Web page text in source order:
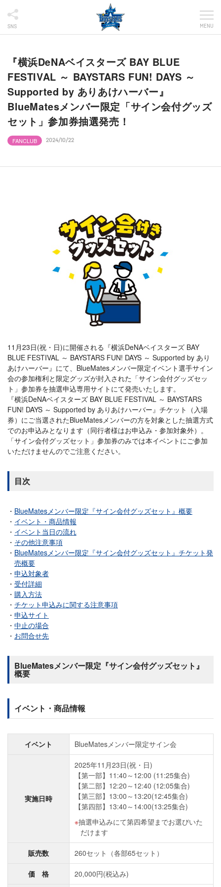
SNS MENU
『横浜DeNAベイスターズ BAY BLUE
FESTIVAL ～ BAYSTARS FUN! DAYS ～
Supported by ありあけハーバー』
BlueMatesメンバー限定「サイン会付グッズ
セット」参加券抽選発売！
FANCLUB 2024/10/22
11月23日(祝・日)に開催される『横浜DeNAベイスターズ BAY
BLUE FESTIVAL ～ BAYSTARS FUN! DAYS ～ Supported by あり
あけハーバー』にて、BlueMatesメンバー限定イベント選手サイン
会の参加権利と限定グッズが封入された「サイン会付グッズセッ
ト」参加券を抽選申込専用サイトにて発売いたします。
『横浜DeNAベイスターズ BAY BLUE FESTIVAL ～ BAYSTARS
FUN! DAYS ～ Supported by ありあけハーバー』チケット（入場
券）にご当選されたBlueMatesメンバーの方を対象とした抽選方式
でのお申込みとなります（同行者様はお申込み・参加対象外）。
「サイン会付グッズセット」参加券のみでは本イベントにご参加
いただけませんのでご注意ください。
目次
BlueMatesメンバー限定『サイン会付グッズセット』概要
イベント・商品情報
イベント当日の流れ
その他注意事項
BlueMatesメンバー限定『サイン会付グッズセット』チケット発
売概要
申込対象者
受付詳細
購入方法
チケット申込みに関する注意事項
申込サイト
中止の場合
お問合せ先
BlueMatesメンバー限定『サイン会付グッズセット』
概要
イベント・商品情報
イベント BlueMatesメンバー限定サイン会
実施日時
2025年11月23日(祝・日)
【第一部】11:40～12:00 (11:25集合)
【第二部】12:20～12:40 (12:05集合)
【第三部】13:00～13:20(12:45集合)
【第四部】13:40～14:00(13:25集合)
抽選申込みにて第四希望までお選びいた
だけます
販売数 260セット（各部65セット）
価 格 20,000円(税込み)